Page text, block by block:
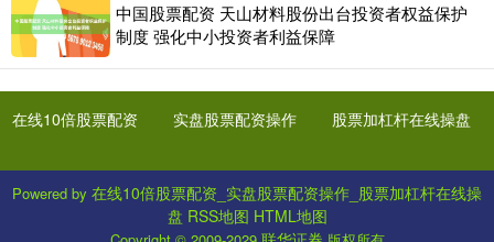
中国股票配资 天山材料股份出台投资者权益保护
制度 强化中小投资者利益保障
在线10倍股票配资 实盘股票配资操作 股票加杠杆在线操盘
Powered by 在线10倍股票配资_实盘股票配资操作_股票加杠杆在线操
盘 RSS地图 HTML地图